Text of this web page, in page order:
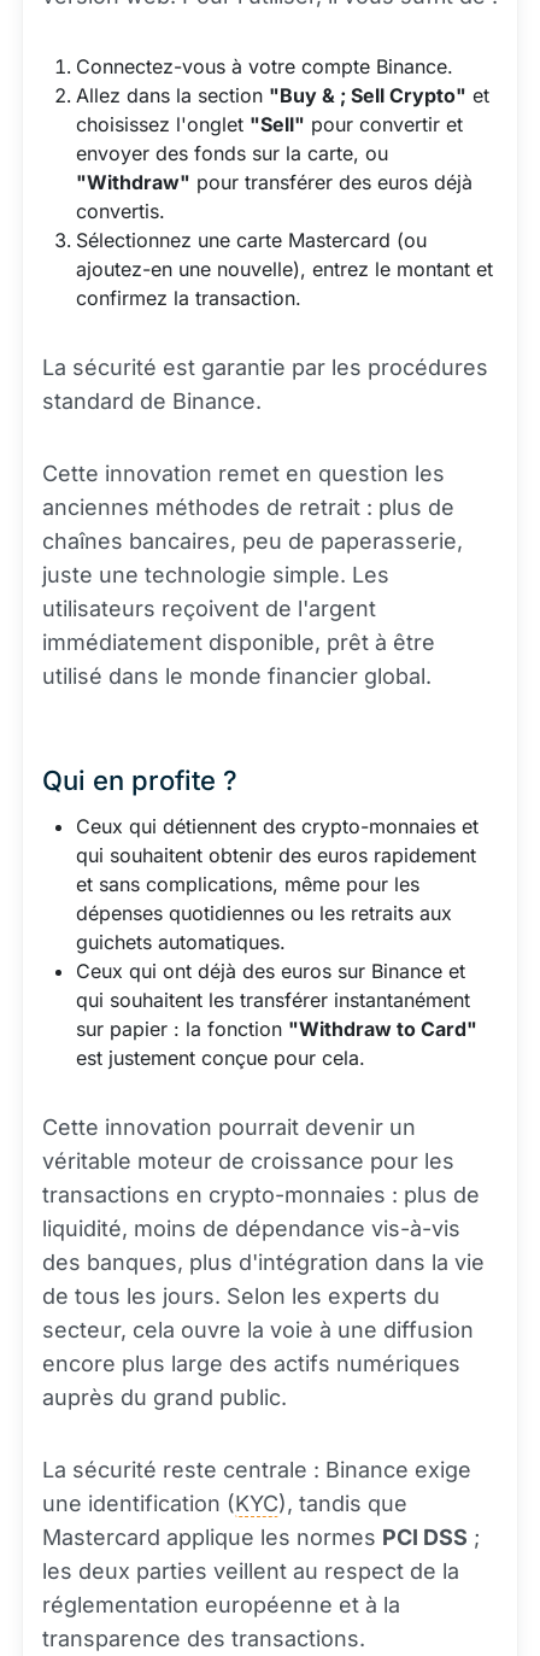
Connectez-vous à votre compte Binance.
Allez dans la section "Buy & ; Sell Crypto" et
choisissez l'onglet "Sell" pour convertir et
envoyer des fonds sur la carte, ou
"Withdraw" pour transférer des euros déjà
convertis.
Sélectionnez une carte Mastercard (ou
ajoutez-en une nouvelle), entrez le montant et
confirmez la transaction.
La sécurité est garantie par les procédures
standard de Binance.
Cette innovation remet en question les
anciennes méthodes de retrait : plus de
chaînes bancaires, peu de paperasserie,
juste une technologie simple. Les
utilisateurs reçoivent de l'argent
immédiatement disponible, prêt à être
utilisé dans le monde financier global.
Qui en profite ?
Ceux qui détiennent des crypto-monnaies et
qui souhaitent obtenir des euros rapidement
et sans complications, même pour les
dépenses quotidiennes ou les retraits aux
guichets automatiques.
Ceux qui ont déjà des euros sur Binance et
qui souhaitent les transférer instantanément
sur papier : la fonction "Withdraw to Card"
est justement conçue pour cela.
Cette innovation pourrait devenir un
véritable moteur de croissance pour les
transactions en crypto-monnaies : plus de
liquidité, moins de dépendance vis-à-vis
des banques, plus d'intégration dans la vie
de tous les jours. Selon les experts du
secteur, cela ouvre la voie à une diffusion
encore plus large des actifs numériques
auprès du grand public.
La sécurité reste centrale : Binance exige
une identification (KYC), tandis que
Mastercard applique les normes PCI DSS ;
les deux parties veillent au respect de la
réglementation européenne et à la
transparence des transactions.